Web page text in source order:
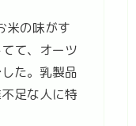
米の味がす
て、オーツ
た。乳製品
足な人に特